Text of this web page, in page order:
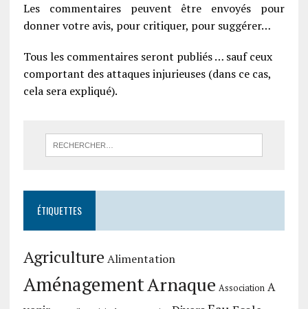
Les commentaires peuvent être envoyés pour
donner votre avis, pour critiquer, pour suggérer…
Tous les commentaires seront publiés … sauf ceux
comportant des attaques injurieuses (dans ce cas,
cela sera expliqué).
ÉTIQUETTES
Agriculture Alimentation
AménagementArnaque Association A